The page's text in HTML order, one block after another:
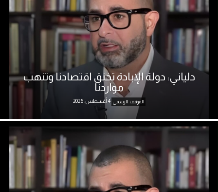
دلياني: دولة الإبادة تخنق اقتصادنا وتنهب
مواردنا
الموقف الرسمي 4 أغسطس، 2026